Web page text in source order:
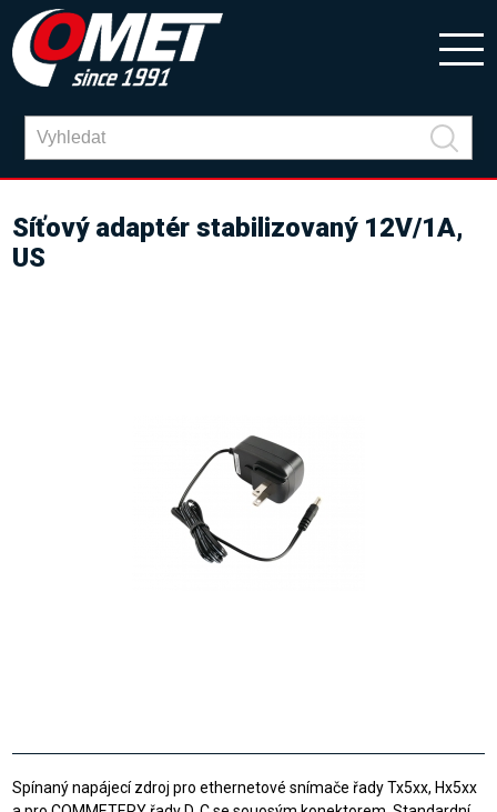
Síťový adaptér stabilizovaný 12V/1A,
US
Spínaný napájecí zdroj pro ethernetové snímače řady Tx5xx, Hx5xx